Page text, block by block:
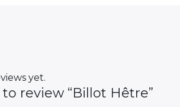
yet.
review “Billot Hêtre”